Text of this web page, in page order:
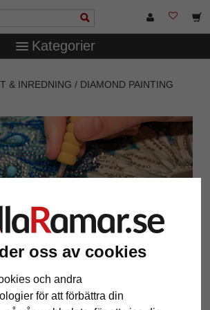
oss av cookies
och andra
för att förbättra din
Kategorier
& INREDNING DIAMOND PAINTING
hobby